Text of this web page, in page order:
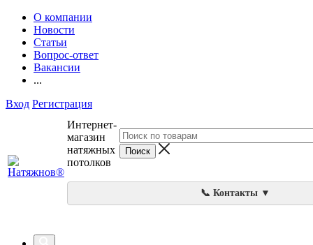
О компании
Новости
Статьи
Вопрос-ответ
Вакансии
...
Вход Регистрация
Интернет-
магазин
натяжных
потолков
📞 Контакты ▼